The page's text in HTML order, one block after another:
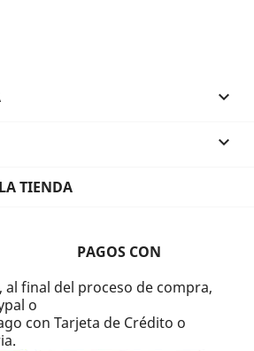


TIENDA
PAGOS CON
al final del proceso de compra,
o
con Tarjeta de Crédito o